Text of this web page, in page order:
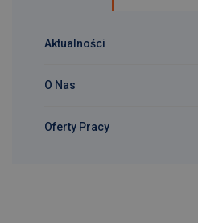
Aktualności
O Nas
Oferty Pracy